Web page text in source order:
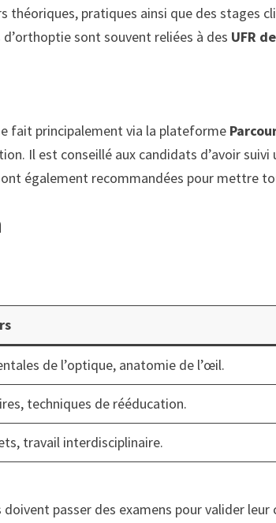
théoriques, pratiques ainsi que des
sont souvent reliées à des UFR
fait principalement via la plateforme
Il est conseillé aux candidats d’avoir
également recommandées pour mettre
de l’optique, anatomie de l’œil.
techniques de rééducation.
travail interdisciplinaire.
passer des examens pour valider